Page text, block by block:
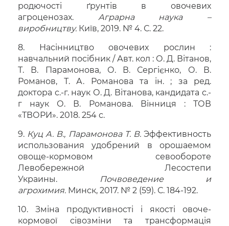
родючості ґрунтів в овочевих
агроценозах. Аграрна наука –
виробництву. Київ, 2019. № 4. С. 22.
8. Насінництво овочевих рослин :
навчальний посібник / Авт. кол : О. Д. Вітанов,
Т. В. Парамонова, О. В. Сергієнко, О. В.
Романов, Т. А. Романова та ін. ; за ред.
доктора с.-г. наук О. Д. Вітанова, кандидата с.-
г наук О. В. Романова. Вінниця : ТОВ
«ТВОРИ». 2018. 254 с.
9. Куц А. В., Парамонова Т. В.Эффективность
использования удобрений в орошаемом
овоще-кормовом севообороте
Левобережной Лесостепи
Украины.
Почвоведение и
агрохимия. Минск, 2017. № 2 (59). С. 184-192.
10. Зміна продуктивності і якості овоче-
кормової сівозміни та трансформація